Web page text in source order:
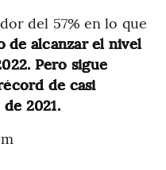
del 57% en lo que
de alcanzar el nivel
Pero sigue
de casi
2021.